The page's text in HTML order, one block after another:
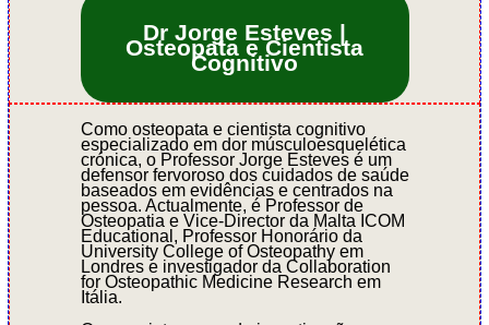
Dr Jorge Esteves |
Osteopata e Cientista
Cognitivo
Como osteopata e cientista cognitivo
especializado em dor músculoesquelética
crónica, o Professor Jorge Esteves é um
defensor fervoroso dos cuidados de saúde
baseados em evidências e centrados na
pessoa. Actualmente, é Professor de
Osteopatia e Vice-Director da Malta ICOM
Educational, Professor Honorário da
University College of Osteopathy em
Londres e investigador da Collaboration
for Osteopathic Medicine Research em
Itália.